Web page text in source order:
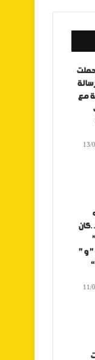
حملت
مع
13/
” و ”
11/